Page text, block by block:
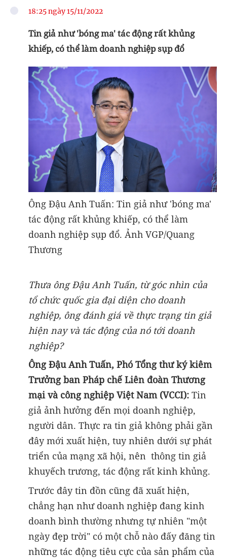
18:25 ngày 15/11/2022
Tin giả như 'bóng ma' tác động rất khủng
khiếp, có thể làm doanh nghiệp sụp đổ
Ông Đậu Anh Tuấn: Tin giả như 'bóng ma'
tác động rất khủng khiếp, có thể làm
doanh nghiệp sụp đổ. Ảnh VGP/Quang
Thương
Thưa ông Đậu Anh Tuấn, từ góc nhìn của
tổ chức quốc gia đại diện cho doanh
nghiệp, ông đánh giá về thực trạng tin giả
hiện nay và tác động của nó tới doanh
nghiệp?
Ông Đậu Anh Tuấn, Phó Tổng thư ký kiêm
Trưởng ban Pháp chế Liên đoàn Thương
mại và công nghiệp Việt Nam (VCCI): Tin
giả ảnh hưởng đến mọi doanh nghiệp,
người dân. Thực ra tin giả không phải gần
đây mới xuất hiện, tuy nhiên dưới sự phát
triển của mạng xã hội, nên thông tin giả
khuyếch trương, tác động rất kinh khủng.
Trước đây tin đồn cũng đã xuất hiện,
chẳng hạn như doanh nghiệp đang kinh
doanh bình thường nhưng tự nhiên "một
ngày đẹp trời" có một chỗ nào đấy đăng tin
những tác động tiêu cực của sản phẩm của